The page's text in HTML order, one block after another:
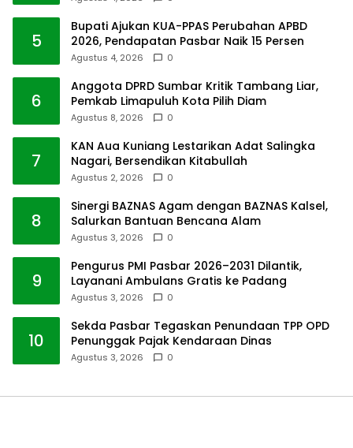
5
Bupati Ajukan KUA-PPAS Perubahan APBD
2026, Pendapatan Pasbar Naik 15 Persen
Agustus 4, 2026 0
6
Anggota DPRD Sumbar Kritik Tambang Liar,
Pemkab Limapuluh Kota Pilih Diam
Agustus 8, 2026 0
7
KAN Aua Kuniang Lestarikan Adat Salingka
Nagari, Bersendikan Kitabullah
Agustus 2, 2026 0
8
Sinergi BAZNAS Agam dengan BAZNAS Kalsel,
Salurkan Bantuan Bencana Alam
Agustus 3, 2026 0
9
Pengurus PMI Pasbar 2026–2031 Dilantik,
Layanani Ambulans Gratis ke Padang
Agustus 3, 2026 0
10
Sekda Pasbar Tegaskan Penundaan TPP OPD
Penunggak Pajak Kendaraan Dinas
Agustus 3, 2026 0